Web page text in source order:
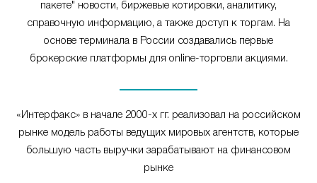
пакете" новости, биржевые котировки, аналитику,
справочную информацию, а также доступ к торгам. На
основе терминала в России создавались первые
брокерские платформы для online-торговли акциями.
«Интерфакс» в начале 2000-х гг. реализовал на российском
рынке модель работы ведущих мировых агентств, которые
большую часть выручки зарабатывают на финансовом
рынке